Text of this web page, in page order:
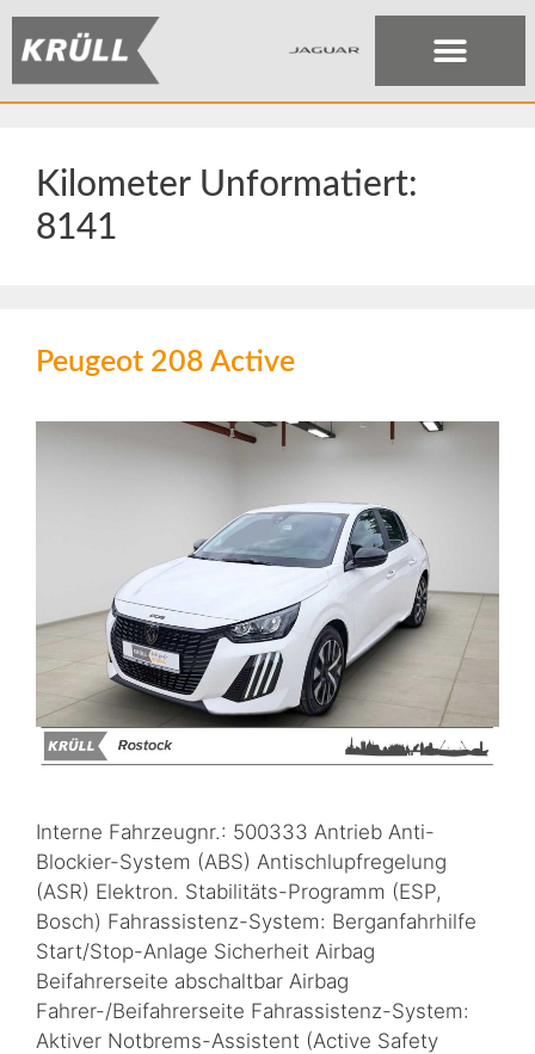
Kilometer Unformatiert:
8141
Peugeot 208 Active
Interne Fahrzeugnr.: 500333 Antrieb Anti-
Blockier-System (ABS) Antischlupfregelung
(ASR) Elektron. Stabilitäts-Programm (ESP,
Bosch) Fahrassistenz-System: Berganfahrhilfe
Start/Stop-Anlage Sicherheit Airbag
Beifahrerseite abschaltbar Airbag
Fahrer-/Beifahrerseite Fahrassistenz-System:
Aktiver Notbrems-Assistent (Active Safety